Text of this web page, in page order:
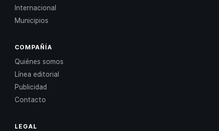
Internacional
Municipios
COMPAÑÍA
Quiénes somos
Línea editorial
Publicidad
Contacto
LEGAL